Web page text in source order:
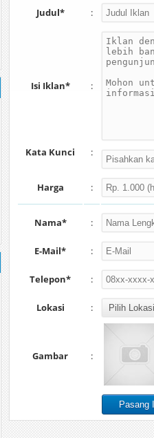
Judul* :
Isi Iklan* :
Kata Kunci :
Harga :
Nama* :
E-Mail* :
Telepon* :
Lokasi :
Gambar :